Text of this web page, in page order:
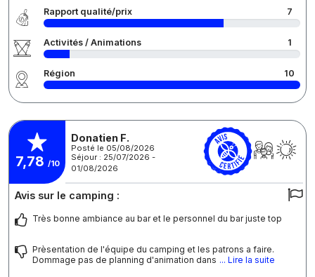
Rapport qualité/prix 7
Activités / Animations 1
Région 10
7,78 /10
Donatien F.
Posté le 05/08/2026
Séjour : 25/07/2026 -
01/08/2026
Avis sur le camping :
Très bonne ambiance au bar et le personnel du bar juste top
Prèsentation de l'équipe du camping et les patrons a faire.
Dommage pas de planning d'animation dans ... Lire la suite